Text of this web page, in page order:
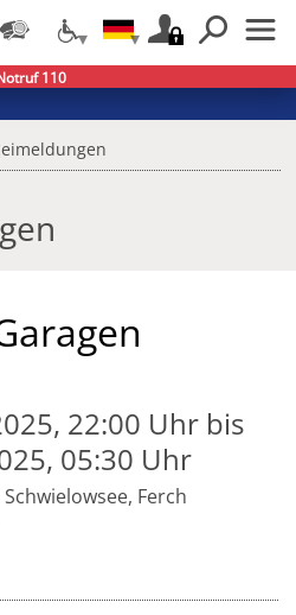
22:00 Uhr bis
05:30 Uhr
Ferch
110